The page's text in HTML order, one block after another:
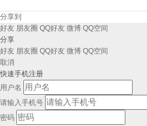
分享到
好友 朋友圈 QQ好友 微博 QQ空间
分享
好友 朋友圈 QQ好友 微博 QQ空间
取消
快速手机注册
用户名
请输入手机号
密码